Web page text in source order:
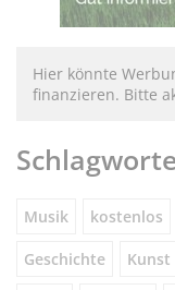
Hier könnte
finanzieren. Bitte
Musik kostenlos
Geschichte Kunst